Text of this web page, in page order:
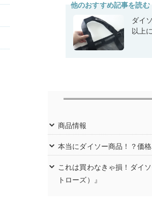
他のおすすめ記事を読む
ダイ
以上
商品情報
本当にダイソー商品！？価
これは買わなきゃ損！ダイ
トローズ）』